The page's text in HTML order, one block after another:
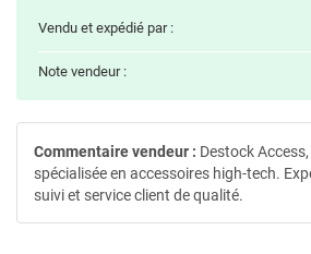
Vendu et expédié par :
Note vendeur :
Commentaire vendeur : Destock
spécialisée en accessoires high-tech.
suivi et service client de qualité.